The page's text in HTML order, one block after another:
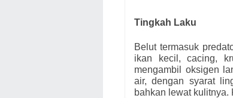
Tingkah Laku
Belut termasuk
ikan kecil, cacing,
mengambil oksigen
air, dengan syarat
bahkan lewat